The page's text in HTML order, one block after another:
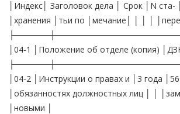
│Индекс│ Заголовок дела │ Срок │N ста-
│хранения │тьи по │мечание│ │ │ │
│04-1 │Положение об отделе (копия)
│04-2 │Инструкции о правах и │3 года │56
│обязанностях должностных лиц │ │
│новыми │